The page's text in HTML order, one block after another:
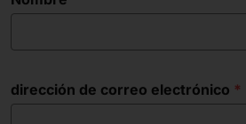
dirección de correo electrónico